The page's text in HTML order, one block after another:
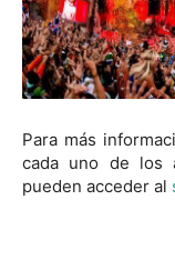
Para más
cada uno de los
pueden acceder al